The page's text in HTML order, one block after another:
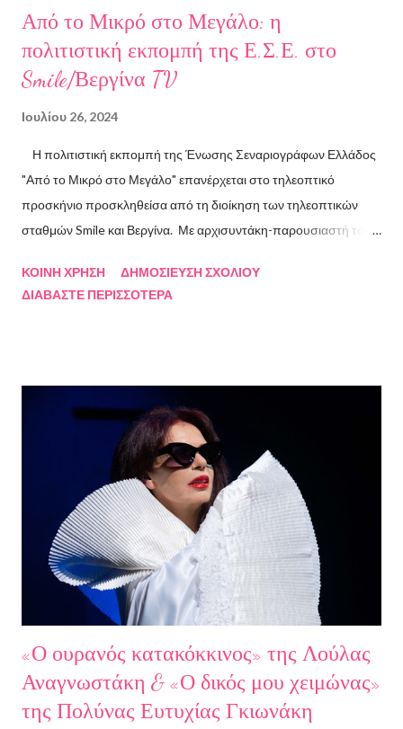
Από το Μικρό στο Μεγάλο: η
πολιτιστική εκπομπή της Ε.Σ.Ε. στο
Smile/Βεργίνα TV
Ιουλίου 26, 2024
Η πολιτιστική εκπομπή της Ένωσης Σεναριογράφων Ελλάδος
"Από το Μικρό στο Μεγάλο" επανέρχεται στο τηλεοπτικό
προσκήνιο προσκληθείσα από τη διοίκηση των τηλεοπτικών
σταθμών Smile και Βεργίνα. Με αρχισυντάκη-παρουσιαστή τον
Κακαβά θα προβάλλεται από τις 3 Αυγούστου και κάθε Σάββατο
Λουκάς Κούτρας Τη δεύτερη εκπομπή τίμησαν ο πρώην
πρόεδρος της Ε.Σ.Ε., συγγραφέας, Στάθης Βαλούκος, ο
ιστορικός συγγραφέας Δρ Ιωάννης Δασκαρόλης, η
μουσικοσυνθέτης Πέννυ Μπινιάρη και ο σκηνοθέτης Στέργιος
Παπαευαγγέλου Σκηνοθεσία: Δημήτρης Σωτηράκης Βοηθός
Σκηνοθέτης: Νεκταρία Δασκαλάκη Παρουσιάστηκαν τα βιβλία
"Ο πόλεμος δεν τελείωσε ακόμα" μυθιστόρημα του Στάθη
Βαλούκου και τα ε...
ΚΟΙΝΉ ΧΡΉΣΗ
ΔΗΜΟΣΊΕΥΣΗ ΣΧΟΛΊΟΥ
ΔΙΑΒΆΣΤΕ ΠΕΡΙΣΣΌΤΕΡΑ
«Ο ουρανός κατακόκκινος» της Λούλας
Αναγνωστάκη & «Ο δικός μου χειμώνας»
της Πολύνας Ευτυχίας Γκιωνάκη